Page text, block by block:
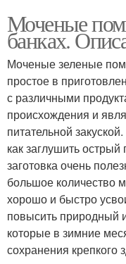
Моченые
банках.
Моченые зеленые
простое в
с различными
происхождения и
питательной
как заглушить острый
заготовка очень
большое количество
хорошо и быстро
повысить природный
которые в зимние
сохранения крепкого